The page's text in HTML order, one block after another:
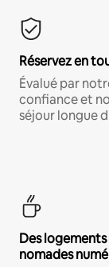
Réservez en
Évalué par
confiance et
séjour longue
Des
nomades